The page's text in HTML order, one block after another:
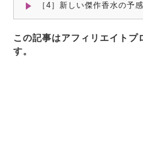
［4］新しい傑作香水の予感
この記事はアフィリエイトプ
す。